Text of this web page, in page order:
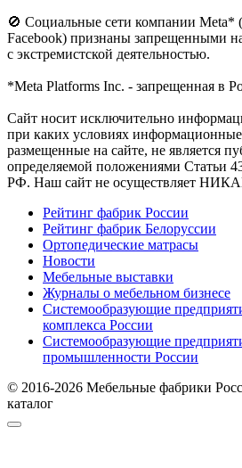
🚫 Социальные сети компании Meta*
Facebook) признаны запрещенными
с экстремистской деятельностью.
*Meta Platforms Inc. - запрещенная в
Cайт носит исключительно
при каких условиях
размещенные на сайте, не является
определяемой положениями Статьи
РФ. Наш сайт не осуществляет
Рейтинг фабрик России
Рейтинг фабрик Белоруссии
Ортопедические матрасы
Новости
Мебельные выставки
Журналы о мебельном бизнесе
Системообразующие
комплекса России
Системообразующие
промышленности России
© 2016-2026 Мебельные фабрики
каталог